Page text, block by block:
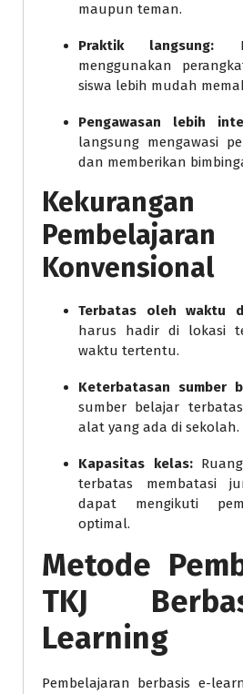
maupun teman.
Praktik langsung:
menggunakan
siswa lebih mudah
Pengawasan lebih
langsung mengawasi
dan memberikan
Kekurangan
Pembelajaran
Konvensional
Terbatas oleh waktu
harus hadir di lokasi
waktu tertentu.
Keterbatasan sumber
sumber belajar
alat yang ada di sekolah.
Kapasitas kelas:
terbatas membatasi
dapat mengikuti
optimal.
Metode
TKJ
Learning
Pembelajaran berbasis e-